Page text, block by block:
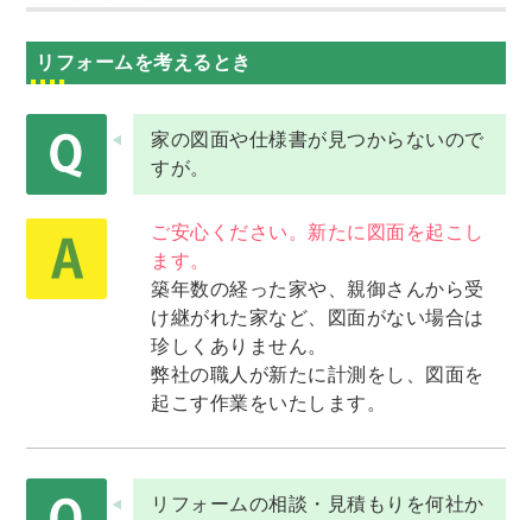
リフォームを考えるとき
家の図面や仕様書が見つからないので
すが。
ご安心ください。新たに図面を起こし
ます。
築年数の経った家や、親御さんから受
け継がれた家など、図面がない場合は
珍しくありません。
弊社の職人が新たに計測をし、図面を
起こす作業をいたします。
リフォームの相談・見積もりを何社か